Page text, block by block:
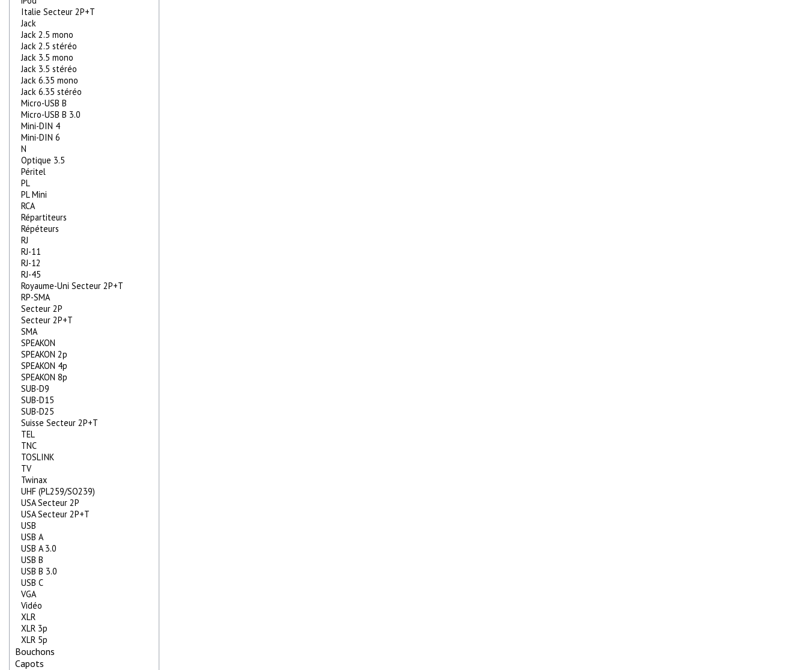
Italie Secteur 2P+T
Jack
Jack 2.5 mono
Jack 2.5 stéréo
Jack 3.5 mono
Jack 3.5 stéréo
Jack 6.35 mono
Jack 6.35 stéréo
Micro-USB B
Micro-USB B 3.0
Mini-DIN 4
Mini-DIN 6
N
Optique 3.5
Péritel
PL
PL Mini
RCA
Répartiteurs
Répéteurs
RJ
RJ-11
RJ-12
RJ-45
Royaume-Uni Secteur 2P+T
RP-SMA
Secteur 2P
Secteur 2P+T
SMA
SPEAKON
SPEAKON 2p
SPEAKON 4p
SPEAKON 8p
SUB-D9
SUB-D15
SUB-D25
Suisse Secteur 2P+T
TEL
TNC
TOSLINK
TV
Twinax
UHF (PL259/SO239)
USA Secteur 2P
USA Secteur 2P+T
USB
USB A
USB A 3.0
USB B
USB B 3.0
USB C
VGA
Vidéo
XLR
XLR 3p
XLR 5p
Bouchons
Capots